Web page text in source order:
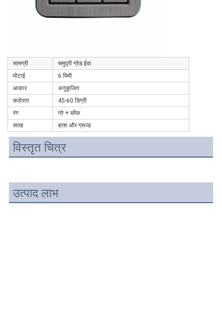
सामग्री
समुद्री ग्रेड ईवा
मोटाई
6 मिमी
आकार
अनुकूलित
कठोरता
45-60 डिग्री
रंग
ग्रे + ब्लैक
सतह
ब्रश और ग्रूव्ड
विस्तृत चित्र
उत्पाद लाभ